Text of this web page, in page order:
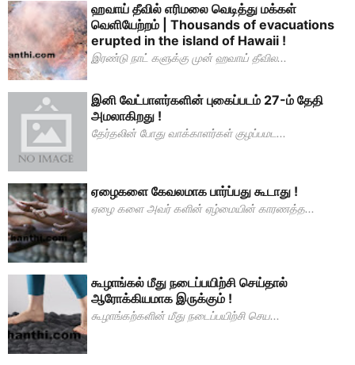
ஹவாய் தீவில் எரிமலை வெடித்து மக்கள்
வெளியேற்றம் | Thousands of evacuations
erupted in the island of Hawaii !
இரண்டு நாட் களுக்கு முன் ஹவாய் தீவில...
இனி வேட்பாளர்களின் புகைப்படம் 27-ம் தேதி
அமலாகிறது !
தேர்தலின் போது வாக்காளர்கள் குழப்பமட...
ஏழைகளை கேவலமாக பார்ப்பது கூடாது !
ஏழை களை அவர் களின் ஏழ்மையின் காரணத்த...
கூழாங்கல் மீது நடைப்பயிற்சி செய்தால்
ஆரோக்கியமாக இருக்கும் !
கூழாங்கற்களின் மீது நடைப்பயிற்சி செய...